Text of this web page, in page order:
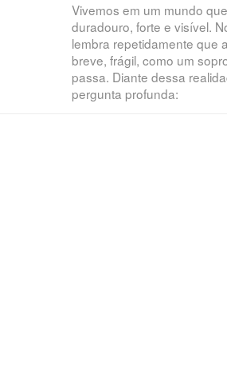
Vivemos em um mundo
duradouro, forte e visível.
lembra repetidamente que
breve, frágil, como um
passa. Diante dessa
pergunta profunda: